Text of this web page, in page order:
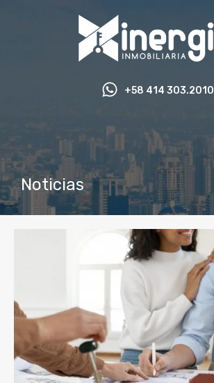
+58 414 303.2010
Noticias